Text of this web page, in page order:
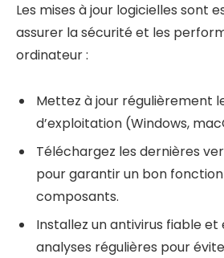
Les mises à jour logicielles sont
assurer la sécurité et les
ordinateur :
Mettez à jour régulièrement
d’exploitation (Windows,
Téléchargez les dernières
pour garantir un bon
composants.
Installez un antivirus fiable
analyses régulières pour